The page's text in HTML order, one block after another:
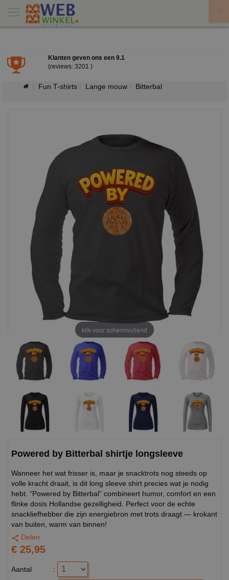
Klanten geven ons een 9.1
(reviews: 3201 )
Fun T-shirts Lange mouw Bitterbal
klik voor schermvullend
Powered by Bitterbal shirtje longsleeve
Wanneer het wat frisser is, maar je snacktrots nog steeds op
volle kracht draait, is dit long sleeve shirt precies wat je nodig
hebt. “Powered by Bitterbal” combineert humor, comfort en een
flinke dosis Hollandse gezelligheid. Perfect voor de echte
snackliefhebber die zijn energiebron met trots draagt — krokant
van buiten, warm van binnen!
Delen
€ 25,95
Aantal :